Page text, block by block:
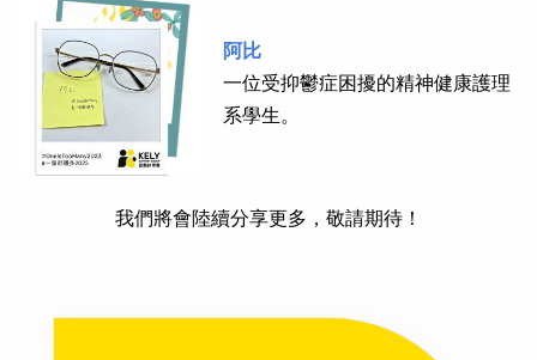
阿比
一位受抑鬱症困擾的精神健康護理
系學生。
我們將會陸續分享更多，敬請期待！